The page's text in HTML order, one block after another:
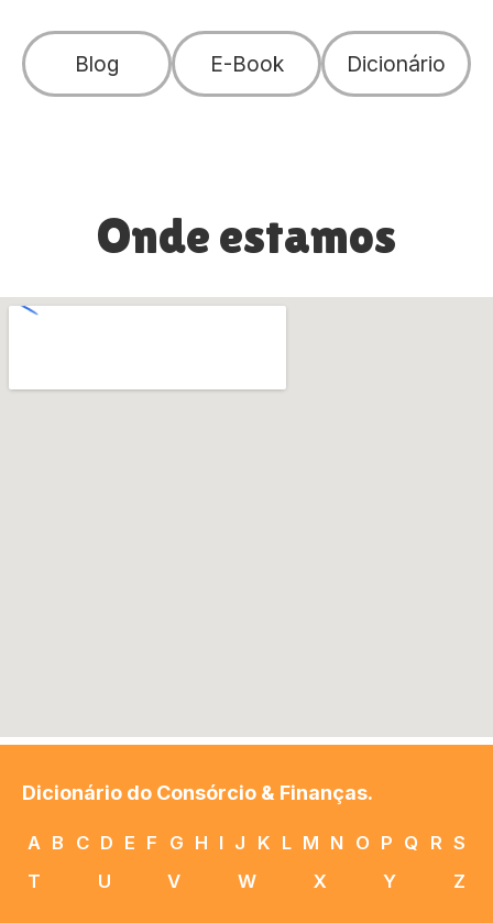
Blog E-Book Dicionário
Onde estamos
Dicionário do Consórcio & Finanças.
A B C D E F G H I J K L M N O P Q R S
T
U V W X Y Z